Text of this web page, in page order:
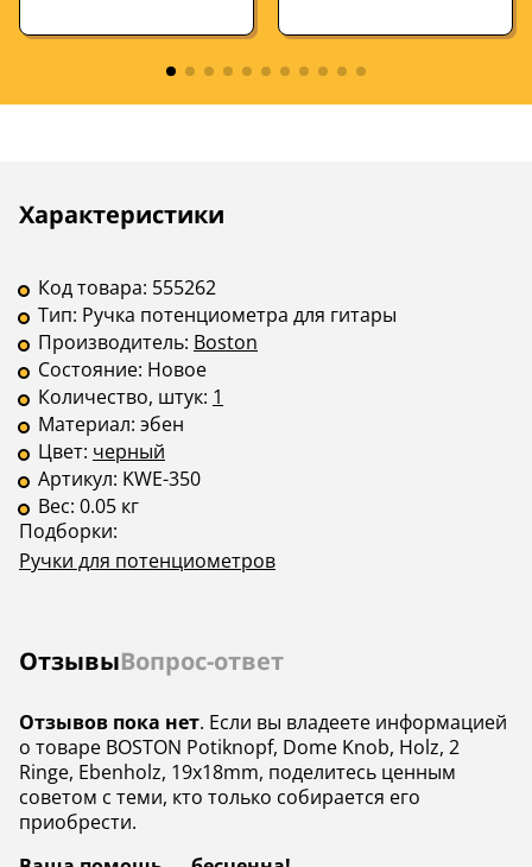
Описание
Характеристики
Инструкции
Код товара: 555262
Тип: Ручка потенциометра для гитары
Производитель: Boston
Состояние: Новое
Количество, штук: 1
Материал: эбен
Цвет: черный
Артикул: KWE-350
Вес: 0.05 кг
Подборки:
Ручки для потенциометров
ОтзывыВопрос-ответ
Отзывов пока нет. Если вы владеете информацией
о товаре BOSTON Potiknopf, Dome Knob, Holz, 2
Ringe, Ebenholz, 19x18mm, поделитесь ценным
советом с теми, кто только собирается его
приобрести.